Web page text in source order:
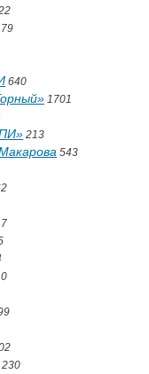
640
1701
213
543
230